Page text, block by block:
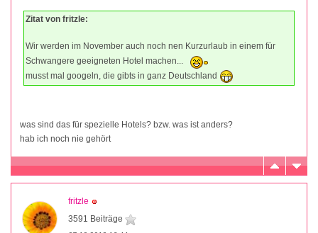
Zitat von fritzle:
Wir werden im November auch noch nen Kurzurlaub in einem für
Schwangere geeigneten Hotel machen...
musst mal googeln, die gibts in ganz Deutschland
was sind das für spezielle Hotels? bzw. was ist anders?
hab ich noch nie gehört
fritzle
3591 Beiträge